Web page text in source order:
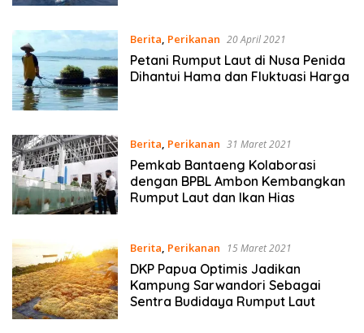
Berita, Perikanan 20 April 2021
Petani Rumput Laut di Nusa Penida
Dihantui Hama dan Fluktuasi Harga
Berita, Perikanan 31 Maret 2021
Pemkab Bantaeng Kolaborasi
dengan BPBL Ambon Kembangkan
Rumput Laut dan Ikan Hias
Berita, Perikanan 15 Maret 2021
DKP Papua Optimis Jadikan
Kampung Sarwandori Sebagai
Sentra Budidaya Rumput Laut